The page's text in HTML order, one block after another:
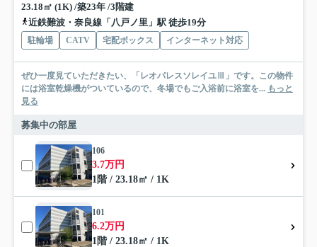
23.18㎡ (1K) /築23年 /3階建
近鉄難波・奈良線「八戸ノ里」駅 徒歩19分
駐輪場 CATV 宅配ボックス インターネット対応
ぜひ一度見ていただきたい、「レオパレスソレイユⅢ」です。この物件
には浴室乾燥機がついているので、冬場でもご入浴前に浴室を... もっと
見る
募集中の部屋
106
3.7万円
1階 / 23.18㎡ / 1K
101
6.2万円
1階 / 23.18㎡ / 1K